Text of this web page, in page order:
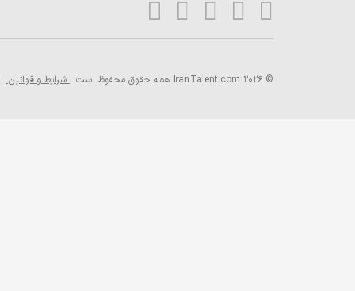
© 2026 IranTalent.com همه حقوق محفوظ است. شرایط و قوانین